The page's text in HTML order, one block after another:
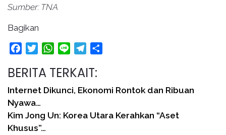
Sumber: TNA
Bagikan
FacebookTwitterWhatsApp
Line Telegram
BERITA TERKAIT:
Internet Dikunci, Ekonomi Rontok dan Ribuan
Nyawa…
Kim Jong Un: Korea Utara Kerahkan “Aset
Khusus”…